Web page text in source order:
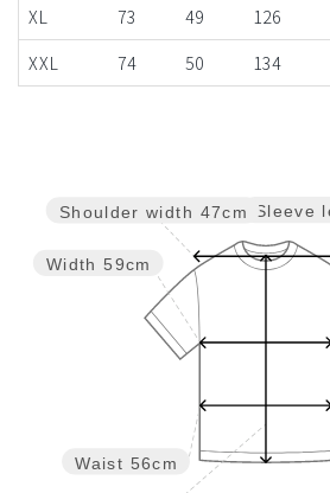
XL 73 49 126
XXL
74 50 134
Sleeve
Waist 56cm
Width 59cm
Shoulder width 47cm